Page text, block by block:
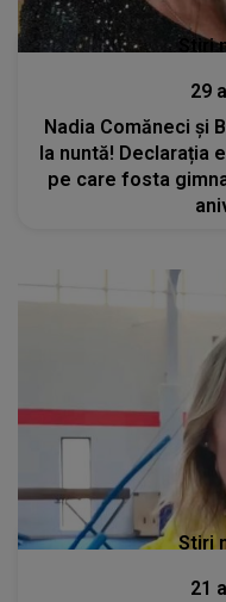
Stiri
29
Nadia Comăneci și
la nuntă! Declarația
pe care fosta
Stiri
21